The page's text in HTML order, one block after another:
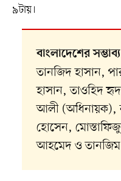
৯টায়।
বাংলাদেশের
তানজিদ হাসান,
হাসান, তাওহিদ
আলী (অধিনায়ক),
হোসেন,
আহমেদ ও তানজিম